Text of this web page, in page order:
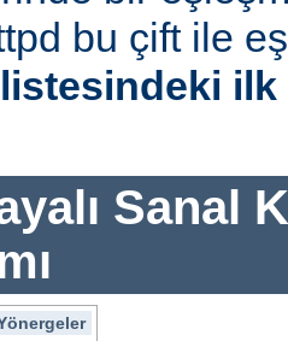
bu çift ile
ilk
Sanal